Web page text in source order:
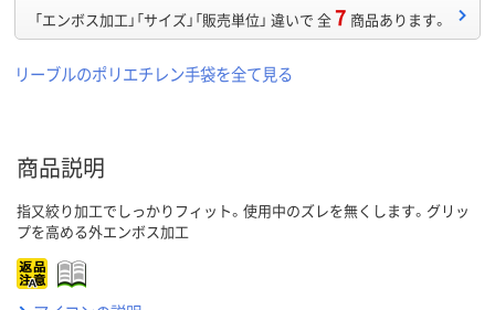
「エンボス加工」「サイズ」「販売単位」 違いで 全7 商品あります。
リーブルのポリエチレン手袋を全て見る
商品説明
指又絞り加工でしっかりフィット。使用中のズレを無くします。グリッ
プを高める外エンボス加工